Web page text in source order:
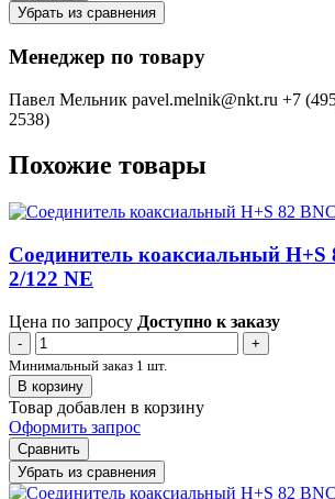
Убрать из сравнения
Менеджер по товару
Павел Мельник pavel.melnik@nkt.ru +7
2538)
Похожие товары
Соединитель коаксиальный H+S
2/122 NE
Цена по запросу Доступно к заказу
-
+
Минимальный заказ 1 шт.
В корзину
Товар добавлен в корзину
Оформить запрос
Сравнить
Убрать из сравнения